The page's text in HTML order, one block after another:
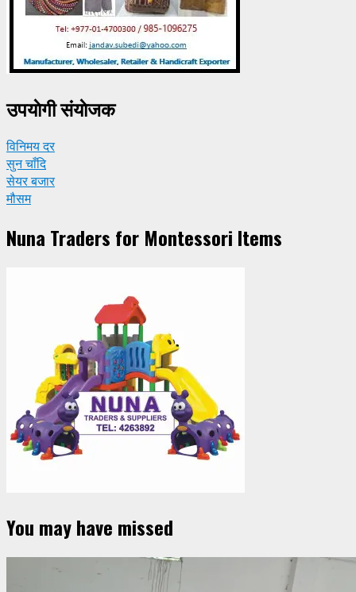
उपयाेगी संयाेजक
विनिमय दर
सुन चाँदि
सेयर बजार
मौसम
Nuna Traders for Montessori Items
You may have missed